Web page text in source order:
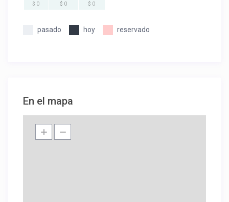
$ 0 $ 0 $ 0
pasado hoy reservado
En el mapa